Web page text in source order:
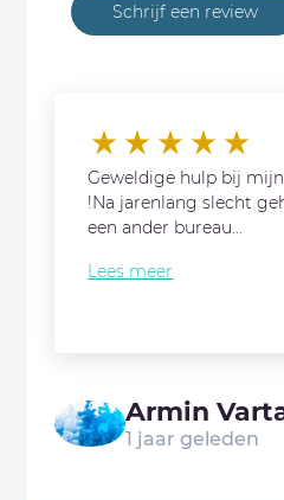
Schrijf een review
Geweldige hulp bij
!Na jarenlang slecht
een ander bureau...
Lees meer
Armin
1 jaar geleden